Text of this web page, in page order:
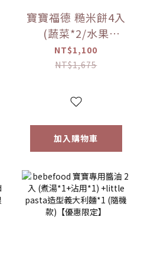
寶寶福德 糙米餅4入
(蔬菜*2/水果
*2)+Hibebe寶寶粥
( 蓮藕雞肉粥 )*1盒
NT$1,100
NT$1,675
加入購物車